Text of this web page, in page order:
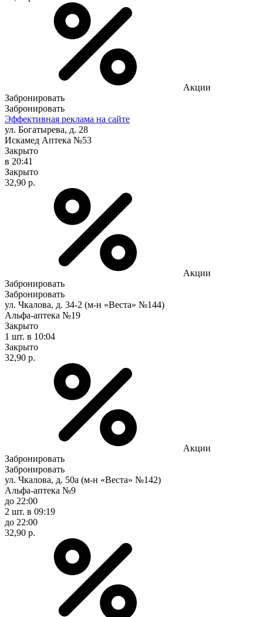
Акции
Забронировать
Забронировать
Эффективная реклама на сайте
ул. Богатырева, д. 28
Искамед Аптека №53
Закрыто
в 20:41
Закрыто
32,90 р.
Акции
Забронировать
Забронировать
ул. Чкалова, д. 34-2 (м-н «Веста» №144)
Альфа-аптека №19
Закрыто
1 шт. в 10:04
Закрыто
32,90 р.
Акции
Забронировать
Забронировать
ул. Чкалова, д. 50а (м-н «Веста» №142)
Альфа-аптека №9
до 22:00
2 шт. в 09:19
до 22:00
32,90 р.